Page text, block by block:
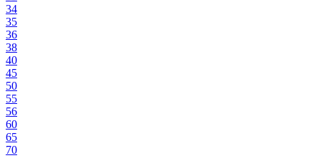
34
35
36
38
40
45
50
55
56
60
65
70